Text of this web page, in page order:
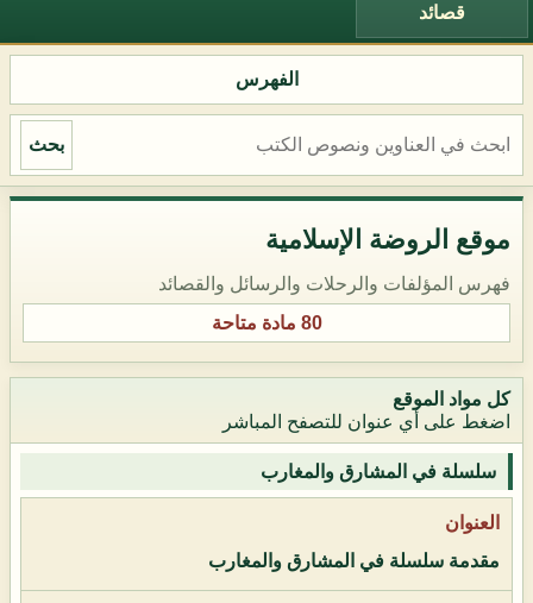
قصائد
الفهرس
بحث
موقع الروضة الإسلامية
فهرس المؤلفات والرحلات والرسائل والقصائد
80 مادة متاحة
كل مواد الموقع
اضغط على أي عنوان للتصفح المباشر
سلسلة في المشارق والمغارب
مقدمة سلسلة في المشارق والمغارب